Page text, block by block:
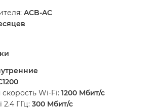
ACB-AC
Wi-Fi: 1200 Мбит/с
ГГц: 300 Мбит/с